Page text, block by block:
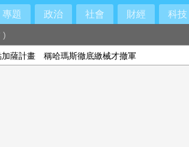
專題 政治 社會 財經 科技
)
入黑海 官員：船舶通行依然順暢